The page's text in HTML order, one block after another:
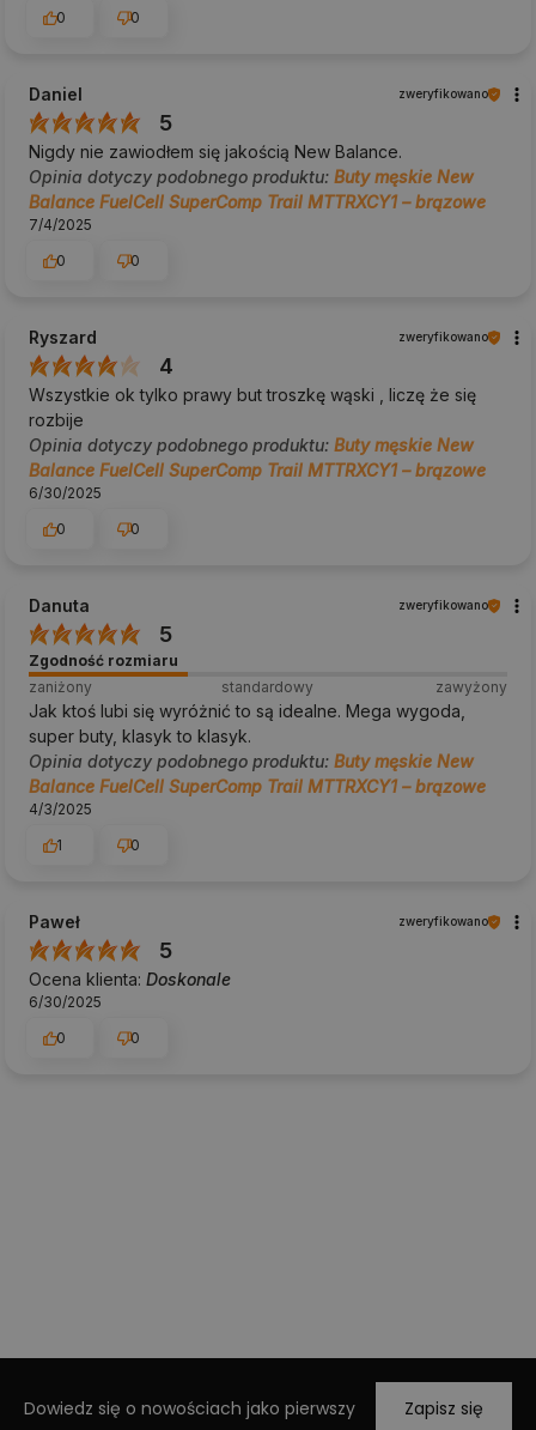
0
0
Daniel zweryfikowano
5
Nigdy nie zawiodłem się jakością New Balance.
Opinia dotyczy podobnego produktu: Buty męskie New
Balance FuelCell SuperComp Trail MTTRXCY1 – brązowe
7/4/2025
0
0
Ryszard zweryfikowano
4
Wszystkie ok tylko prawy but troszkę wąski , liczę że się
rozbije
Opinia dotyczy podobnego produktu: Buty męskie New
Balance FuelCell SuperComp Trail MTTRXCY1 – brązowe
6/30/2025
0
0
Danuta zweryfikowano
5
Zgodność rozmiaru
zaniżony
standardowy zawyżony
Jak ktoś lubi się wyróżnić to są idealne. Mega wygoda,
super buty, klasyk to klasyk.
Opinia dotyczy podobnego produktu: Buty męskie New
Balance FuelCell SuperComp Trail MTTRXCY1 – brązowe
4/3/2025
1
0
Paweł zweryfikowano
5
Ocena klienta: Doskonale
6/30/2025
0
0
Dowiedz się o nowościach jako pierwszy Zapisz się